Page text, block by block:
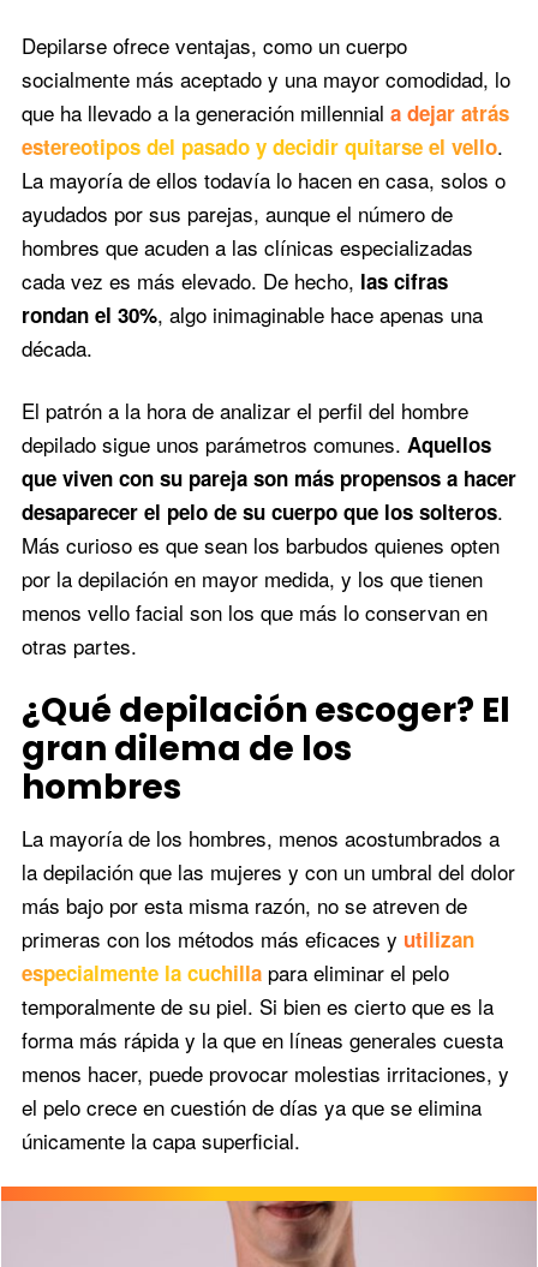
Depilarse ofrece ventajas, como un cuerpo
socialmente más aceptado y una mayor comodidad, lo
que ha llevado a la generación millennial a dejar atrás
estereotipos del pasado y decidir quitarse el vello.
La mayoría de ellos todavía lo hacen en casa, solos o
ayudados por sus parejas, aunque el número de
hombres que acuden a las clínicas especializadas
cada vez es más elevado. De hecho, las cifras
rondan el 30%, algo inimaginable hace apenas una
década.
El patrón a la hora de analizar el perfil del hombre
depilado sigue unos parámetros comunes. Aquellos
que viven con su pareja son más propensos a hacer
desaparecer el pelo de su cuerpo que los solteros.
Más curioso es que sean los barbudos quienes opten
por la depilación en mayor medida, y los que tienen
menos vello facial son los que más lo conservan en
otras partes.
¿Qué depilación escoger? El
gran dilema de los
hombres
La mayoría de los hombres, menos acostumbrados a
la depilación que las mujeres y con un umbral del dolor
más bajo por esta misma razón, no se atreven de
primeras con los métodos más eficaces y utilizan
especialmente la cuchillapara eliminar el pelo
temporalmente de su piel. Si bien es cierto que es la
forma más rápida y la que en líneas generales cuesta
menos hacer, puede provocar molestias irritaciones, y
el pelo crece en cuestión de días ya que se elimina
únicamente la capa superficial.